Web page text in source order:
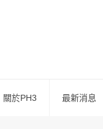
關於PH3 最新消息